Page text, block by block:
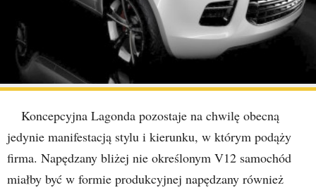
Koncepcyjna Lagonda pozostaje na chwilę obecną
jedynie manifestacją stylu i kierunku, w którym podąży
firma. Napędzany bliżej nie określonym V12 samochód
miałby być w formie produkcyjnej napędzany również